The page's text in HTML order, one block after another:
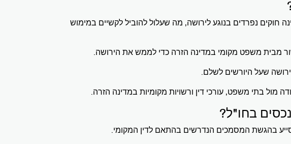
חוקים נפרדים בנוגע לירושה, מה שעלול להוביל לקשיים במימוש
מבית משפט מקומי במדינה הזרה כדי לממש את הירושה.
שעל היורשים לשלם.
מול בתי משפט, עורכי דין ורשויות מקומיות במדינה הזרה.
בחו"ל?
בהגשת המסמכים הנדרשים בהתאם לדין המקומי.